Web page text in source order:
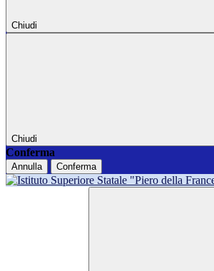
Chiudi
Chiudi
Conferma
Annulla Conferma